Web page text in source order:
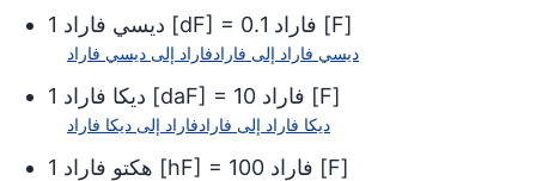
1 ديسي فاراد [dF] = 0.1 فاراد [F]
ديسي فاراد إلى فارادفاراد إلى ديسي فاراد
1 ديكا فاراد [daF] = 10 فاراد [F]
ديكا فاراد إلى فارادفاراد إلى ديكا فاراد
1 هكتو فاراد [hF] = 100 فاراد [F]